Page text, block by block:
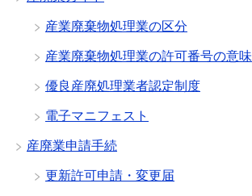
産業廃棄物処理業の区分
産業廃棄物処理業の許可番号の意味
優良産廃処理業者認定制度
電子マニフェスト
産廃業申請手続
更新許可申請・変更届